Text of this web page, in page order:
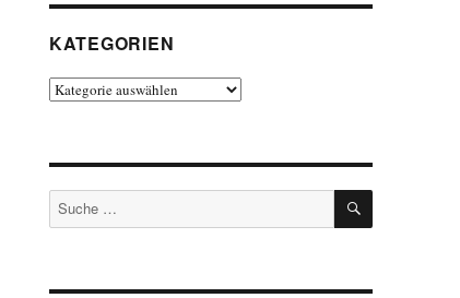
KATEGORIEN
Kategorien
Suche
nach:
SUCHEN